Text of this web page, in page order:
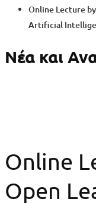
Online Lecture
Artificial
Νέα και
Online
Open